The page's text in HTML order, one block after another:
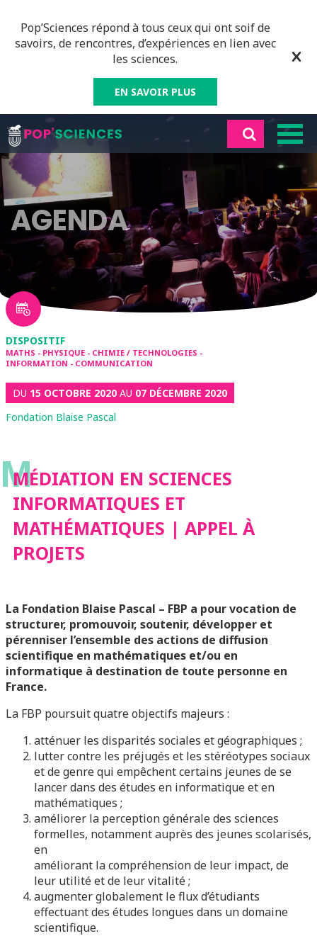
Pop’Sciences répond à tous ceux qui ont soif de
savoirs, de rencontres, d’expériences en lien avec
les sciences.
EN SAVOIR PLUS
AGENDA
DISPOSITIF
MATHS - PHYSIQUE - CHIMIE / TECHNOLOGIES -
INFORMATION - COMMUNICATION
DU 15 OCTOBRE 2020 AU 07 DÉCEMBRE 2020
Fondation Blaise Pascal
M
MÉDIATION EN SCIENCES
INFORMATIQUES ET
MATHÉMATIQUES | APPEL À
PROJETS
La Fondation Blaise Pascal – FBP a pour vocation de
structurer, promouvoir, soutenir, développer et
pérenniser l’ensemble des actions de diffusion
scientifique en mathématiques et/ou en
informatique à destination de toute personne en
France.
La FBP poursuit quatre objectifs majeurs :
atténuer les disparités sociales et géographiques ;
lutter contre les préjugés et les stéréotypes sociaux
et de genre qui empêchent certains jeunes de se
lancer dans des études en informatique et en
mathématiques ;
améliorer la perception générale des sciences
formelles, notamment auprès des jeunes scolarisés,
en
améliorant la compréhension de leur impact, de
leur utilité et de leur vitalité ;
augmenter globalement le flux d’étudiants
effectuant des études longues dans un domaine
scientifique.